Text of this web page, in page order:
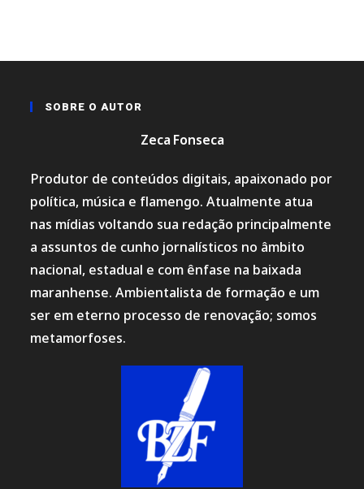
SOBRE O AUTOR
Zeca Fonseca
Produtor de conteúdos digitais, apaixonado por
política, música e flamengo. Atualmente atua
nas mídias voltando sua redação principalmente
a assuntos de cunho jornalísticos no âmbito
nacional, estadual e com ênfase na baixada
maranhense. Ambientalista de formação e um
ser em eterno processo de renovação; somos
metamorfoses.